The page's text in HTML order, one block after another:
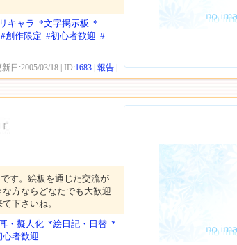
キャラ *文字掲示板 *
#創作限定 #初心者歓迎 #
新日:2005/03/18 | ID:1683 報告
す。絵板を通じた交流が
方ならどなたでも大歓迎
下さいね。
・擬人化 *絵日記・日替 *
心者歓迎